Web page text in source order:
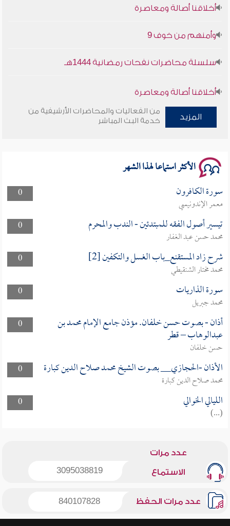
أخلاقنا أصالة ومعاصرة
وأمنهم من خوف 9
سلسلة محاضرات نفحات رمضانية 1444هـ
أخلاقنا أصالة ومعاصرة
وأمنهم من خوف 9
المزيد
من الفعاليات والمحاضرات الأرشيفية من
خدمة البث المباشر
الأكثر استماعا لهذا الشهر
0 سورة الكافرون
معمر الإندونيسي
0
تيسير أصول الفقه للمبتدئين - الندب والمحرم
محمد حسن عبد الغفار
0
شرح زاد المستقنع_باب الغسل والتكفين [2]
محمد مختار الشنقيطي
0
سورة الذاريات
محمد جبريل
0
أذان - بصوت حسن خلفان. مؤذن جامع الإمام محمد بن
عبدالوهاب – قطر
حسن خلفان
0
الأذان -الحجازي__ بصوت الشيخ محمد صلاح الدين كبارة
محمد صلاح الدين كبارة
0
الليالي الخوالي
(...)
عدد مرات
الاستماع 3095038819
عدد مرات الحفظ 840107828